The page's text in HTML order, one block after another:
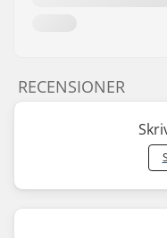
RECENSIONER